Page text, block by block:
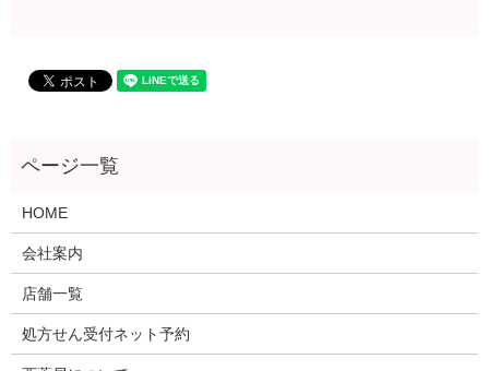
HOME
会社案内
店舗一覧
処方せん受付ネット予約